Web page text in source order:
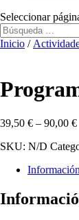
Seleccionar
Inicio /
39,50 € – 90,00 €
SKU: N/D